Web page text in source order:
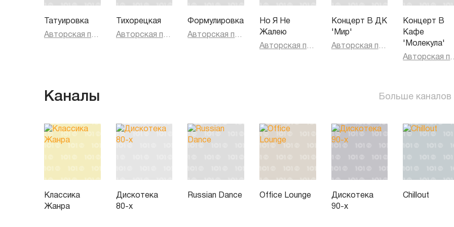
Весь мир на ладони — ты счастлив и нем
И только немного завидуешь тем
Татуировка
Тихорецкая
Формулировка
Но Я Не
Жалею
Концерт В ДК
'Мир'
Концерт В
Кафе
'Молекула'
Каналы Больше каналов
Классика
Жанра
Дискотека
80-х
Russian Dance Office Lounge
Дискотека
90-х
Chillout